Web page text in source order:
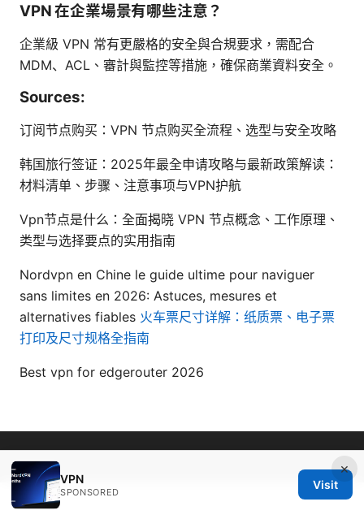
VPN 在企業場景有哪些注意？
企業級 VPN 常有更嚴格的安全與合規要求，需配合
MDM、ACL、審計與監控等措施，確保商業資料安全。
Sources:
订阅节点购买：VPN 节点购买全流程、选型与安全攻略
韩国旅行签证：2025年最全申请攻略与最新政策解读：
材料清单、步骤、注意事项与VPN护航
Vpn节点是什么：全面揭晓 VPN 节点概念、工作原理、
类型与选择要点的实用指南
Nordvpn en Chine le guide ultime pour naviguer
sans limites en 2026: Astuces, mesures et
alternatives fiables 火车票尺寸详解：纸质票、电子票
打印及尺寸规格全指南
Best vpn for edgerouter 2026
×
VPN
SPONSORED
Visit